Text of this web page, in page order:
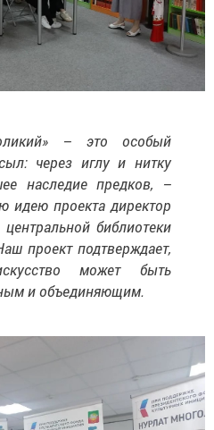
– это особый
через иглу и нитку
наследие предков, –
идею проекта директор
библиотеки
проект подтверждает,
может быть
и объединяющим.